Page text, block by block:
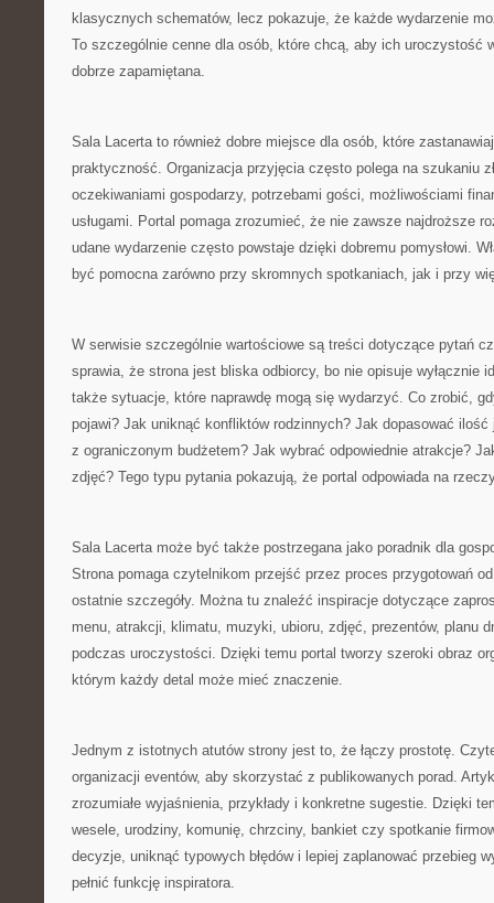
klasycznych schematów, lecz pokazuje, że każde wydarzenie
To szczególnie cenne dla osób, które chcą, aby ich uroczystość
dobrze zapamiętana.
Sala Lacerta to również dobre miejsce dla osób, które
praktyczność. Organizacja przyjęcia często polega na szukaniu
oczekiwaniami gospodarzy, potrzebami gości, możliwościami
usługami. Portal pomaga zrozumieć, że nie zawsze najdroższe
udane wydarzenie często powstaje dzięki dobremu pomysłowi.
być pomocna zarówno przy skromnych spotkaniach, jak i przy
W serwisie szczególnie wartościowe są treści dotyczące pytań
sprawia, że strona jest bliska odbiorcy, bo nie opisuje wyłącznie
także sytuacje, które naprawdę mogą się wydarzyć. Co zrobić,
pojawi? Jak uniknąć konfliktów rodzinnych? Jak dopasować
z ograniczonym budżetem? Jak wybrać odpowiednie atrakcje?
zdjęć? Tego typu pytania pokazują, że portal odpowiada na
Sala Lacerta może być także postrzegana jako poradnik dla
Strona pomaga czytelnikom przejść przez proces przygotowań
ostatnie szczegóły. Można tu znaleźć inspiracje dotyczące
menu, atrakcji, klimatu, muzyki, ubioru, zdjęć, prezentów, planu
podczas uroczystości. Dzięki temu portal tworzy szeroki obraz
którym każdy detal może mieć znaczenie.
Jednym z istotnych atutów strony jest to, że łączy prostotę.
organizacji eventów, aby skorzystać z publikowanych porad.
zrozumiałe wyjaśnienia, przykłady i konkretne sugestie. Dzięki
wesele, urodziny, komunię, chrzciny, bankiet czy spotkanie
decyzje, uniknąć typowych błędów i lepiej zaplanować przebieg
pełnić funkcję inspiratora.